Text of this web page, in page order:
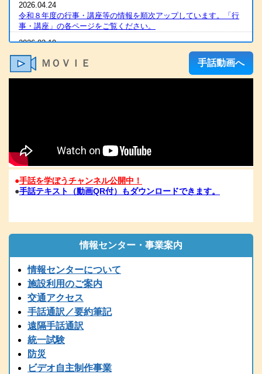
2026.04.24
令和８年度の行事・講座等の情報を順次アップしています。「行
事・講座」の各ページをご覧ください。
2026.03.19
2025（令和7）年度 全国統一要約筆記者認定試験 合格発表
2026.03.07
R８年度の手話通訳者養成講座・要約筆記者養成講座の案内をアップ
2026.03.03
2025（令和7）年度手話通訳者全国統一試験合格発表
2026.01.06
1/6（火）11：00時点 電話が復旧いたしました。FAXも、電話開通
の時点から、受信が可能となっております。ご心配な方は、FAXを
2026.01.06
1/6（火）9：00時点 現在、電話の使用ができません。御用の方
は、兵庫県こどものきこえ相談センター（T/078-600-0556）に、ご
2025.12.26
〔年末年始の休館について〕年末は１２／２７（土）１７時までで
す。１２/２８～１/５まで閉館します。
2025.12.24
令和７年度 手話通訳者養成講座（通訳Ⅲ第1～４講座）の案内を掲
載しました。
2025.11.01
2025（R7）年度全国統一要約筆記者認定試験の受験案内を掲載しま
した
ＭＯＶＩＥ 手話動画へ
●手話を学ぼうチャンネル公開中！
●手話テキスト（動画QR付）もダウンロードできます。
情報センター・事業案内
情報センターについて
施設利用のご案内
交通アクセス
手話通訳／要約筆記
遠隔手話通訳
統一試験
防災
ビデオ自主制作事業